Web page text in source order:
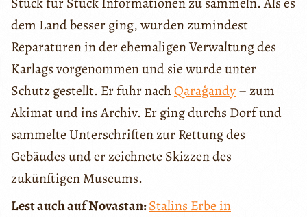
dem Land besser ging, wurden zumindest
Reparaturen in der ehemaligen Verwaltung des
Karlags vorgenommen und sie wurde unter
Schutz gestellt. Er fuhr nachQaraģandy– zum
Akimat und ins Archiv. Er ging durchs Dorf und
sammelte Unterschriften zur Rettung des
Gebäudes und er zeichnete Skizzen des
zukünftigen Museums.
Lest auch auf Novastan:Stalins Erbe in